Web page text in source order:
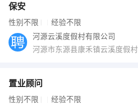
跟单
其他职位
保安
性别不限 经验不限
河源云溪度假村有限公司
河源市东源县康禾镇云溪度假村
置业顾问
性别不限 经验不限